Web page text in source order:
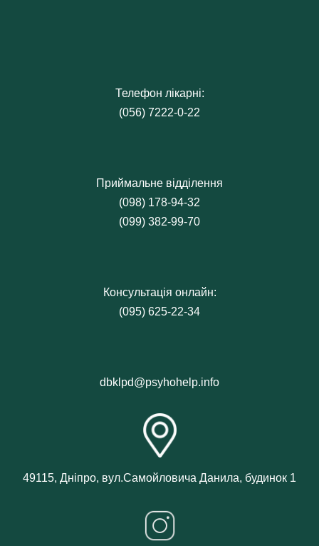
Телефон лікарні:
(056) 7222-0-22
Приймальне відділення
(098) 178-94-32
(099) 382-99-70
Консультація онлайн:
(095) 625-22-34
dbklpd@psyhohelp.info
49115, Дніпро, вул.Самойловича Данила, будинок 1